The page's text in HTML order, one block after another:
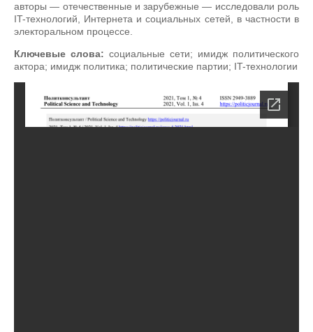
авторы — отечественные и зарубежные — исследовали роль
IT-технологий, Интернета и социальных сетей, в частности в
электоральном процессе.
Ключевые слова: социальные сети; имидж политического
актора; имидж политика; политические партии; IT-технологии